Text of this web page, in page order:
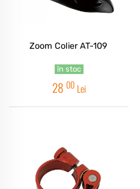
Zoom Colier AT-109
în stoc
28 00 Lei